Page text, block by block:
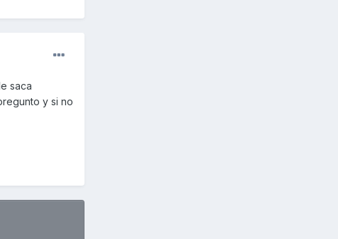
saca
y si no